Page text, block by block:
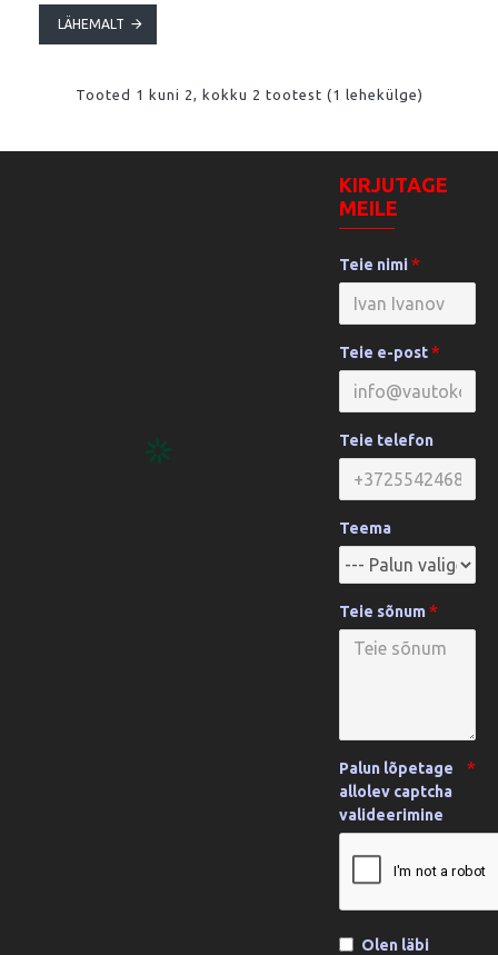
LÄHEMALT
Tooted 1 kuni 2, kokku 2 tootest (1 lehekülge)
KIRJUTAGE
MEILE
Teie nimi
Teie e-post
Teie telefon
Teema
Teie sõnum
Palun lõpetage
allolev captcha
valideerimine
Olen läbi